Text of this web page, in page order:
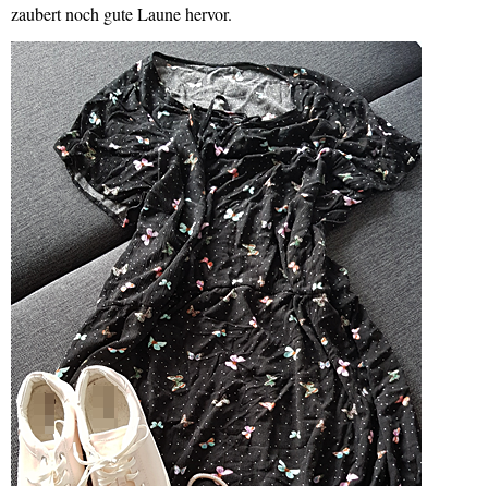
zaubert noch gute Laune hervor.